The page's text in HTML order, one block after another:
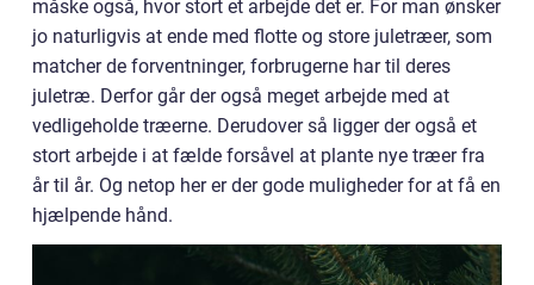
måske også, hvor stort et arbejde det er. For man ønsker
jo naturligvis at ende med flotte og store juletræer, som
matcher de forventninger, forbrugerne har til deres
juletræ. Derfor går der også meget arbejde med at
vedligeholde træerne. Derudover så ligger der også et
stort arbejde i at fælde forsåvel at plante nye træer fra
år til år. Og netop her er der gode muligheder for at få en
hjælpende hånd.